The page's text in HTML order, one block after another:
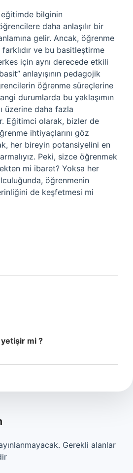
eğitimde bilginin
daha anlaşılır bir
gelir. Ancak, öğrenme
ve bu basitleştirme
için aynı derecede etkili
anlayışının pedagojik
öğrenme süreçlerine
durumlarda bu yaklaşımın
üzerine daha fazla
Eğitimci olarak, bizler de
ihtiyaçlarını göz
her bireyin potansiyelini en
Peki, sizce öğrenmek
mi ibaret? Yoksa her
öğrenmenin
de keşfetmesi mi
yetişir mi ?
Gerekli alanlar